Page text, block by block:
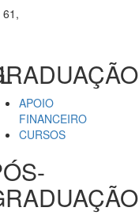
APOIO
FINANCEIRO
CURSOS